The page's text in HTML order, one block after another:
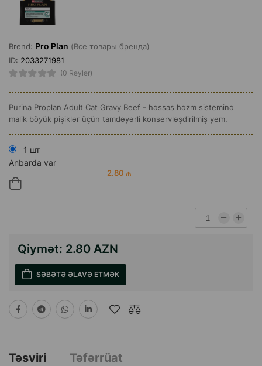
Brend: Pro Plan (Все товары бренда)
ID: 2033271981
(0 Rəylər)
Purina Proplan Adult Cat Gravy Beef - həssas həzm sisteminə
malik böyük pişiklər üçün tamdəyərli konservləşdirilmiş yem.
1 шт
Anbarda var
2.80 ₼
Qiymət: 2.80 AZN
SƏBƏTƏ ƏLAVƏ ETMƏK
Təsviri
Təfərrüat